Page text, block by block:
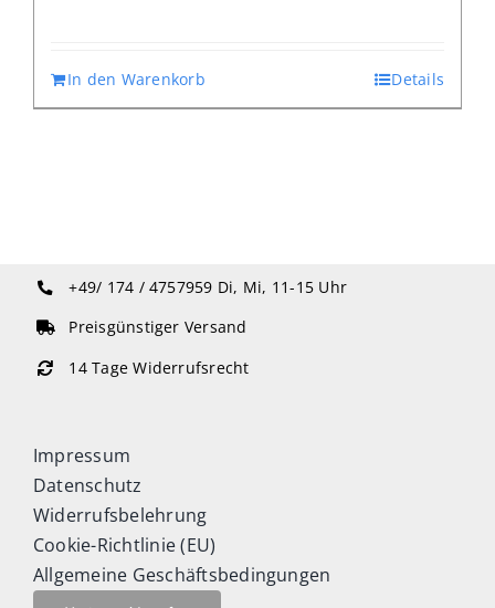
In den Warenkorb Details
+49/ 174 / 4757959 Di, Mi, 11-15 Uhr
Preisgünstiger Versand
14 Tage Widerrufsrecht
Impressum
Datenschutz
Widerrufsbelehrung
Cookie-Richtlinie (EU)
Allgemeine Geschäftsbedingungen